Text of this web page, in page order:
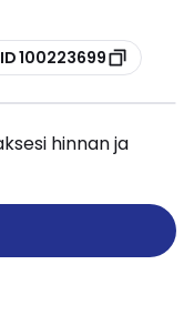
100223699
hinnan ja